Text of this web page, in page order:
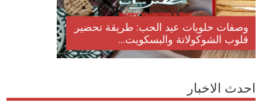
وصفات حلويات عيد الحب: طريقة تحضير
قلوب الشوكولاتة والبسكويت...
احدث الاخبار